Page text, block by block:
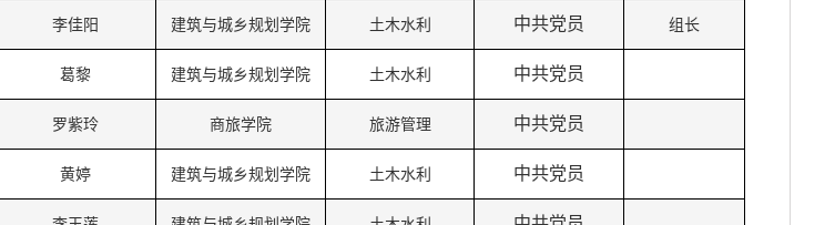
李佳阳 建筑与城乡规划学院 土木水利 中共党员 组长
葛黎 建筑与城乡规划学院 土木水利 中共党员
罗紫玲 商旅学院 旅游管理 中共党员
黄婷 建筑与城乡规划学院 土木水利 中共党员